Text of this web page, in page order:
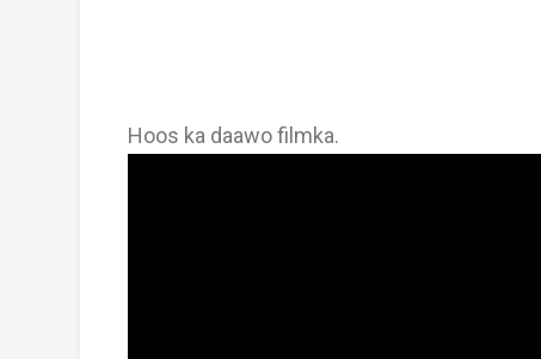
Hoos ka daawo filmka.